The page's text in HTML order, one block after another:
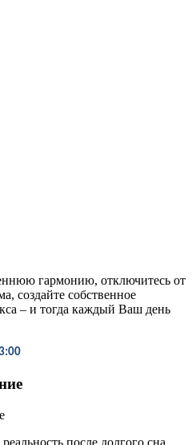
гармонию, отключитесь от
создайте собственное
– и тогда каждый Ваш день
после долгого сна